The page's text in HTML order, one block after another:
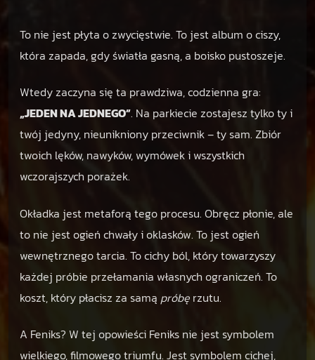
To nie jest płyta o zwycięstwie. To jest album o ciszy,
która zapada, gdy światła gasną, a boisko pustoszeje.
Wtedy zaczyna się ta prawdziwa, codzienna gra:
„JEDEN NA JEDNEGO”. Na parkiecie zostajesz tylko ty i
twój jedyny, nieunikniony przeciwnik – ty sam. Zbiór
twoich lęków, nawyków, wymówek i wszystkich
wczorajszych porażek.
Okładka jest metaforą tego procesu. Obręcz płonie, ale
to nie jest ogień chwały i oklasków. To jest ogień
wewnętrznego tarcia. To cichy ból, który towarzyszy
każdej próbie przełamania własnych ograniczeń. To
koszt, który płacisz za samą próbę rzutu.
A Feniks? W tej opowieści Feniks nie jest symbolem
wielkiego, filmowego triumfu. Jest symbolem cichej,